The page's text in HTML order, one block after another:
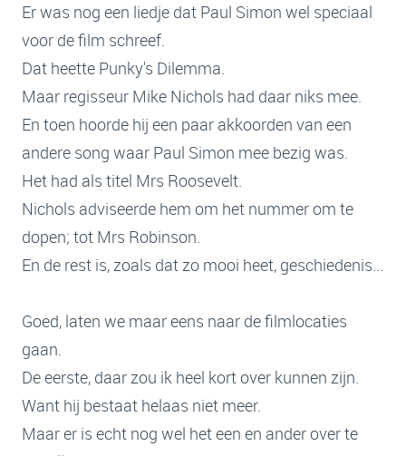
Er was nog een liedje dat Paul Simon wel speciaal
voor de film schreef.
Dat heette Punky's Dilemma.
Maar regisseur Mike Nichols had daar niks mee.
En toen hoorde hij een paar akkoorden van een
andere song waar Paul Simon mee bezig was.
Het had als titel Mrs Roosevelt.
Nichols adviseerde hem om het nummer om te
dopen; tot Mrs Robinson.
En de rest is, zoals dat zo mooi heet, geschiedenis...
Goed, laten we maar eens naar de filmlocaties
gaan.
De eerste, daar zou ik heel kort over kunnen zijn.
Want hij bestaat helaas niet meer.
Maar er is echt nog wel het een en ander over te